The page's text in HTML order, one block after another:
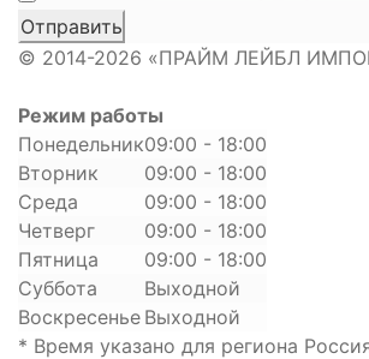
© 2014-2026 «ПРАЙМ ЛЕЙБЛ
Режим работы
Понедельник09:00 - 18:00
Вторник
09:00 - 18:00
Среда
09:00 - 18:00
Четверг
09:00 - 18:00
Пятница
09:00 - 18:00
Суббота
Выходной
Воскресенье Выходной
* Время указано для региона